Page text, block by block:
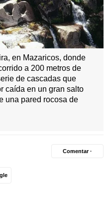
en Mazaricos, donde
a 200 metros de
de cascadas que
caída en un gran salto
una pared rocosa de
Comentar ·